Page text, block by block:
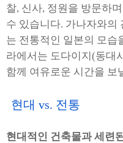
찰, 신사, 정원을 방문하
수 있습니다. 가나자와의
는 전통적인 일본의 모습
라에서는 도다이지(동대
함께 여유로운 시간을 보
현대 vs. 전통
현대적인 건축물과 세련